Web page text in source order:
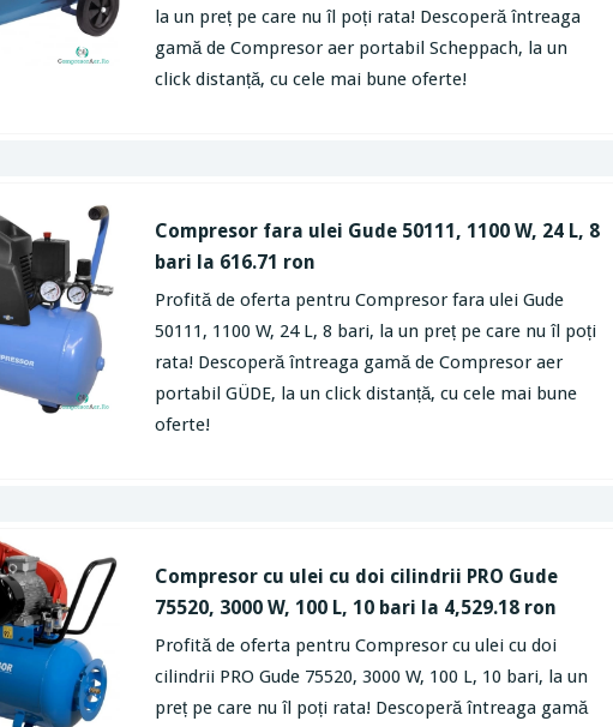
la un preț pe care nu îl poți rata! Descoperă întreaga
gamă de Compresor aer portabil Scheppach, la un
click distanță, cu cele mai bune oferte!
Compresor fara ulei Gude 50111, 1100 W, 24 L, 8
bari la 616.71 ron
Profită de oferta pentru Compresor fara ulei Gude
50111, 1100 W, 24 L, 8 bari, la un preț pe care nu îl poți
rata! Descoperă întreaga gamă de Compresor aer
portabil GÜDE, la un click distanță, cu cele mai bune
oferte!
Compresor cu ulei cu doi cilindrii PRO Gude
75520, 3000 W, 100 L, 10 bari la 4,529.18 ron
Profită de oferta pentru Compresor cu ulei cu doi
cilindrii PRO Gude 75520, 3000 W, 100 L, 10 bari, la un
preț pe care nu îl poți rata! Descoperă întreaga gamă